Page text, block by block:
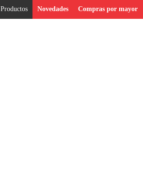
Productos Novedades Compras por mayor